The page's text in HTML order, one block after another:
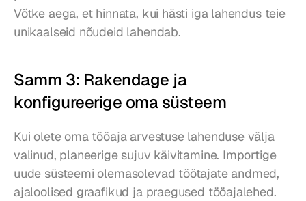
Võtke aega, et hinnata, kui hästi iga lahendus teie
unikaalseid nõudeid lahendab.
Samm 3: Rakendage ja
konfigureerige oma süsteem
Kui olete oma tööaja arvestuse lahenduse välja
valinud, planeerige sujuv käivitamine. Importige
uude süsteemi olemasolevad töötajate andmed,
ajaloolised graafikud ja praegused tööajalehed.